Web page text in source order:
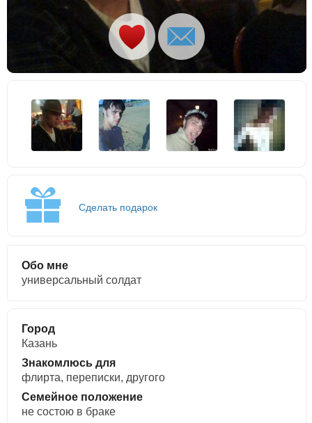
Сделать подарок
Обо мне
универсальный солдат
Город
Казань
Знакомлюсь для
флирта, переписки, другого
Семейное положение
не состою в браке